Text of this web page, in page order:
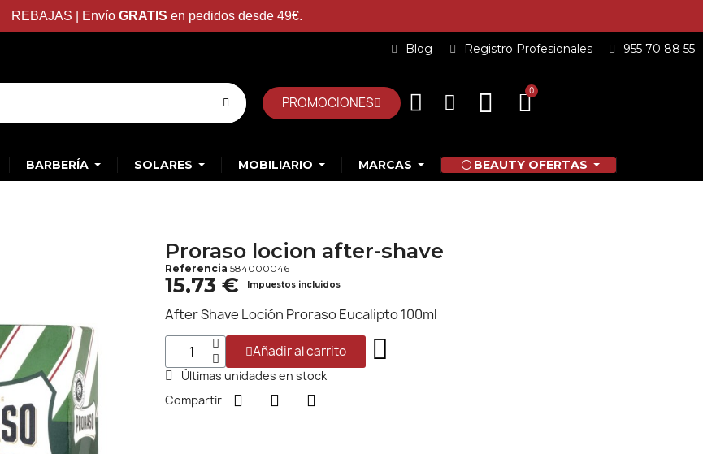
REBAJAS | Envío GRATIS en pedidos desde 49€.
Blog Registro Profesionales 955 70 88 55
PROMOCIONES
BARBERÍA SOLARES MOBILIARIO MARCAS BEAUTY OFERTAS
Proraso locion after-shave
Referencia 584000046
15,73 € Impuestos incluidos
After Shave Loción Proraso Eucalipto 100ml
Añadir al carrito
Últimas unidades en stock
Compartir